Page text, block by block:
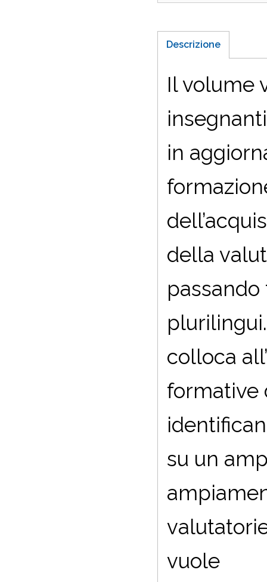
Descrizione
Il volume
in
della
colloca
formative
su un
vuole